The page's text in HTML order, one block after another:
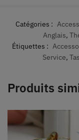
Catégories :
Anglais,
Étiquettes :
Service,
Produits